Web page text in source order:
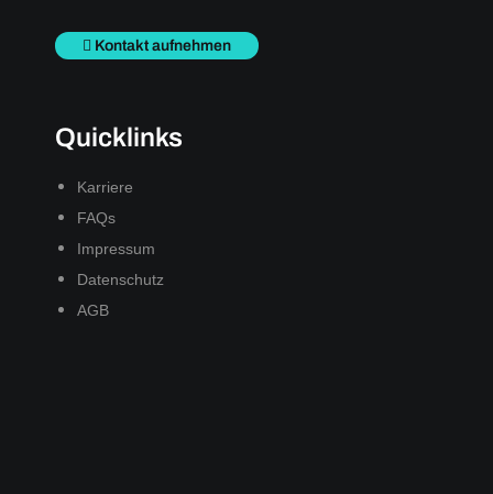
Kontakt aufnehmen
Quicklinks
Karriere
FAQs
Impressum
Datenschutz
AGB